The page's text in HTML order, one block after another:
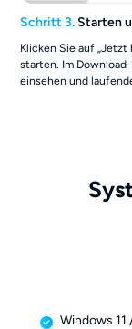
Schritt 3.Starten
Klicken Sie auf „Jetzt
starten. Im
einsehen und
Windows